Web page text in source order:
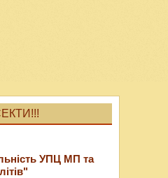
УПЦ МП та